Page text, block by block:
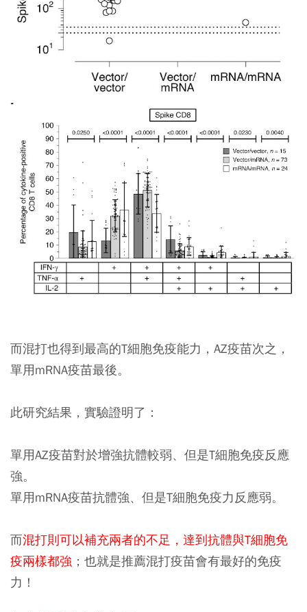
而混打也得到最高的T細胞免疫能力，AZ疫苗次之，
單用mRNA疫苗最後。
此研究結果，實驗證明了：
單用AZ疫苗對於增強抗體較弱、但是T細胞免疫反應
強。
單用mRNA疫苗抗體強、但是T細胞免疫力反應弱。
而混打則可以補充兩者的不足，達到抗體與T細胞免
疫兩樣都強 ；也就是推薦混打疫苗會有最好的免疫
力！